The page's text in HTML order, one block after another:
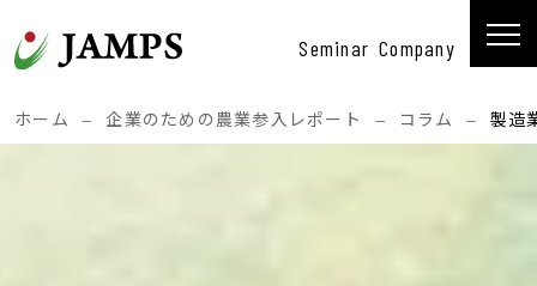
メインナビゲーション
Seminar Company
ホーム — 企業のための農業参入レポート — コラム — 製造